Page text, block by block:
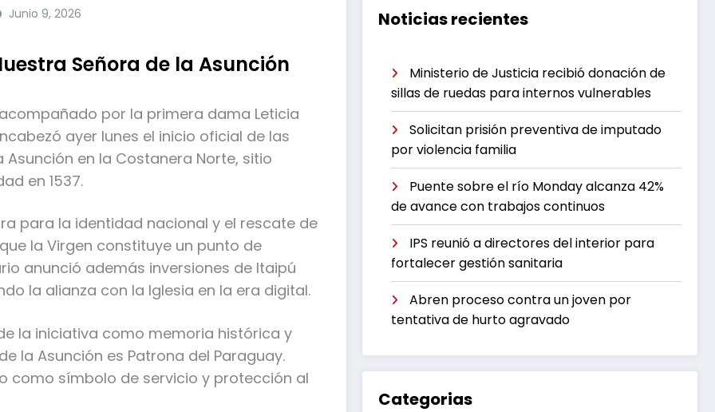
Junio 9, 2026
Señora de la Asunción
por la primera dama Leticia
ayer lunes el inicio oficial de las
en la Costanera Norte, sitio
en 1537.
para la identidad nacional y el rescate de
la Virgen constituye un punto de
anunció además inversiones de Itaipú
la alianza con la Iglesia en la era digital.
la iniciativa como memoria histórica y
la Asunción es Patrona del Paraguay.
como símbolo de servicio y protección al
Noticias recientes
Ministerio de Justicia recibió donación de
sillas de ruedas para internos vulnerables
Solicitan prisión preventiva de imputado
por violencia familia
Puente sobre el río Monday alcanza 42%
de avance con trabajos continuos
IPS reunió a directores del interior para
fortalecer gestión sanitaria
Abren proceso contra un joven por
tentativa de hurto agravado
Categorias